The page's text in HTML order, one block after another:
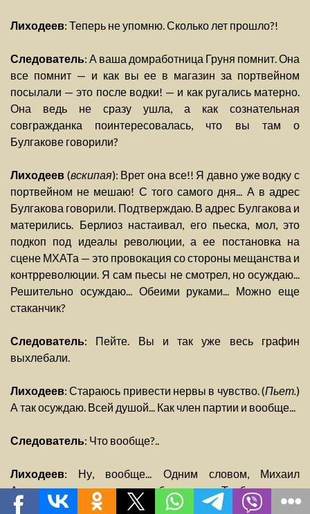
Лиходеев: Теперь не упомню. Сколько лет прошло?!
Следователь: А ваша домработница Груня помнит. Она
все помнит — и как вы ее в магазин за портвейном
посылали — это после водки! — и как ругались матерно.
Она ведь не сразу ушла, а как сознательная
совгражданка поинтересовалась, что вы там о
Булгакове говорили?
Лиходеев (вскипая): Врет она все!! Я давно уже водку с
портвейном не мешаю! С того самого дня... А в адрес
Булгакова говорили. Подтверждаю. В адрес Булгакова и
матерились. Берлиоз настаивал, его пьеска, мол, это
подкоп под идеалы революции, а ее постановка на
сцене МХАТа — это провокация со стороны мещанства и
контрреволюции. Я сам пьесы не смотрел, но осуждаю...
Решительно осуждаю... Обеими руками... Можно еще
стаканчик?
Следователь: Пейте. Вы и так уже весь графин
выхлебали.
Лиходеев: Стараюсь привести нервы в чувство. (Пьет.)
А так осуждаю. Всей душой... Как член партии и вообще...
Следователь: Что вообще?..
Лиходеев: Ну, вообще... Одним словом, Михаил
Александрович настаивал, будто эти «Турбины» кое-
кому просто так не пройдут. Есть люди, которые готовы